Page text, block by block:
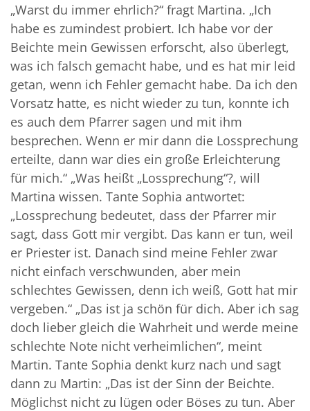
„Warst du immer ehrlich?“ fragt Martina. „Ich
habe es zumindest probiert. Ich habe vor der
Beichte mein Gewissen erforscht, also überlegt,
was ich falsch gemacht habe, und es hat mir leid
getan, wenn ich Fehler gemacht habe. Da ich den
Vorsatz hatte, es nicht wieder zu tun, konnte ich
es auch dem Pfarrer sagen und mit ihm
besprechen. Wenn er mir dann die Lossprechung
erteilte, dann war dies ein große Erleichterung
für mich.“ „Was heißt „Lossprechung“?, will
Martina wissen. Tante Sophia antwortet:
„Lossprechung bedeutet, dass der Pfarrer mir
sagt, dass Gott mir vergibt. Das kann er tun, weil
er Priester ist. Danach sind meine Fehler zwar
nicht einfach verschwunden, aber mein
schlechtes Gewissen, denn ich weiß, Gott hat mir
vergeben.“ „Das ist ja schön für dich. Aber ich sag
doch lieber gleich die Wahrheit und werde meine
schlechte Note nicht verheimlichen“, meint
Martin. Tante Sophia denkt kurz nach und sagt
dann zu Martin: „Das ist der Sinn der Beichte.
Möglichst nicht zu lügen oder Böses zu tun. Aber